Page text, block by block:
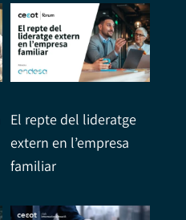
El repte del lideratge
extern en l’empresa
familiar